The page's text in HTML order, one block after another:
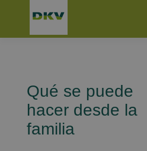
Qué se puede
hacer desde la
familia